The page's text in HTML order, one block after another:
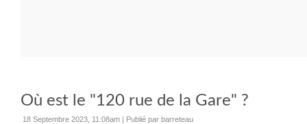
Où est le "120 rue de la Gare" ?
18 Septembre 2023, 11:08am | Publié par barreteau